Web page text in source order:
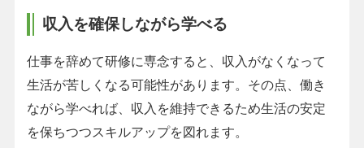
収入を確保しながら学べる
仕事を辞めて研修に専念すると、収入がなくなって
生活が苦しくなる可能性があります。その点、働き
ながら学べれば、収入を維持できるため生活の安定
を保ちつつスキルアップを図れます。